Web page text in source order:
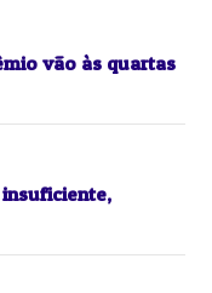
vão às quartas